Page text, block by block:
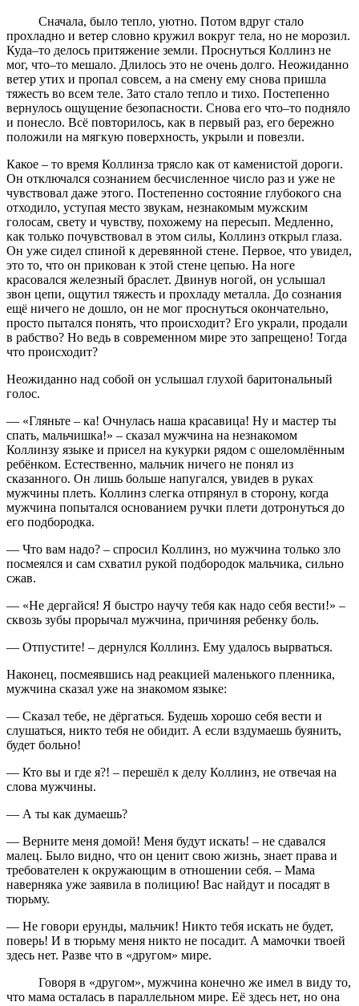
Сначала, было тепло, уютно. Потом вдруг стало
прохладно и ветер словно кружил вокруг тела, но не морозил.
Куда–то делось притяжение земли. Проснуться Коллинз не
мог, что–то мешало. Длилось это не очень долго. Неожиданно
ветер утих и пропал совсем, а на смену ему снова пришла
тяжесть во всем теле. Зато стало тепло и тихо. Постепенно
вернулось ощущение безопасности. Снова его что–то подняло
и понесло. Всё повторилось, как в первый раз, его бережно
положили на мягкую поверхность, укрыли и повезли.
Какое – то время Коллинза трясло как от каменистой дороги.
Он отключался сознанием бесчисленное число раз и уже не
чувствовал даже этого. Постепенно состояние глубокого сна
отходило, уступая место звукам, незнакомым мужским
голосам, свету и чувству, похожему на пересып. Медленно,
как только почувствовал в этом силы, Коллинз открыл глаза.
Он уже сидел спиной к деревянной стене. Первое, что увидел,
это то, что он прикован к этой стене цепью. На ноге
красовался железный браслет. Двинув ногой, он услышал
звон цепи, ощутил тяжесть и прохладу металла. До сознания
ещё ничего не дошло, он не мог проснуться окончательно,
просто пытался понять, что происходит? Его украли, продали
в рабство? Но ведь в современном мире это запрещено! Тогда
что происходит?
Неожиданно над собой он услышал глухой баритональный
голос.
— «Гляньте – ка! Очнулась наша красавица! Ну и мастер ты
спать, мальчишка!» – сказал мужчина на незнакомом
Коллинзу языке и присел на кукурки рядом с ошеломлённым
ребёнком. Естественно, мальчик ничего не понял из
сказанного. Он лишь больше напугался, увидев в руках
мужчины плеть. Коллинз слегка отпрянул в сторону, когда
мужчина попытался основанием ручки плети дотронуться до
его подбородка.
— Что вам надо? – спросил Коллинз, но мужчина только зло
посмеялся и сам схватил рукой подбородок мальчика, сильно
сжав.
— «Не дергайся! Я быстро научу тебя как надо себя вести!» –
сквозь зубы прорычал мужчина, причиняя ребенку боль.
— Отпустите! – дернулся Коллинз. Ему удалось вырваться.
Наконец, посмеявшись над реакцией маленького пленника,
мужчина сказал уже на знакомом языке:
— Сказал тебе, не дёргаться. Будешь хорошо себя вести и
слушаться, никто тебя не обидит. А если вздумаешь буянить,
будет больно!
— Кто вы и где я?! – перешёл к делу Коллинз, не отвечая на
слова мужчины.
— А ты как думаешь?
— Верните меня домой! Меня будут искать! – не сдавался
малец. Было видно, что он ценит свою жизнь, знает права и
требователен к окружающим в отношении себя. – Мама
наверняка уже заявила в полицию! Вас найдут и посадят в
тюрьму.
— Не говори ерунды, мальчик! Никто тебя искать не будет,
поверь! И в тюрьму меня никто не посадит. А мамочки твоей
здесь нет. Разве что в «другом» мире.
Говоря в «другом», мужчина конечно же имел в виду то,
что мама осталась в параллельном мире. Её здесь нет, но она